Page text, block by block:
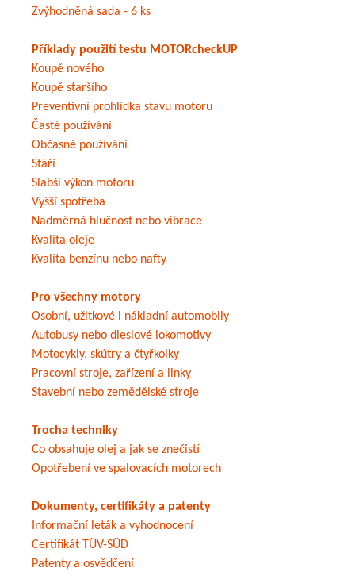
Zvýhodněná sada - 6 ks
Příklady použití testu MOTORcheckUP
Koupě nového
Koupě staršího
Preventivní prohlídka stavu motoru
Časté používání
Občasné používání
Stáří
Slabší výkon motoru
Vyšší spotřeba
Nadměrná hlučnost nebo vibrace
Kvalita oleje
Kvalita benzínu nebo nafty
Pro všechny motory
Osobní, užitkové i nákladní automobily
Autobusy nebo dieslové lokomotivy
Motocykly, skútry a čtyřkolky
Pracovní stroje, zařízení a linky
Stavební nebo zemědělské stroje
Trocha techniky
Co obsahuje olej a jak se znečistí
Opotřebení ve spalovacích motorech
Dokumenty, certifikáty a patenty
Informační leták a vyhodnocení
Certifikát TÜV-SÜD
Patenty a osvědčení